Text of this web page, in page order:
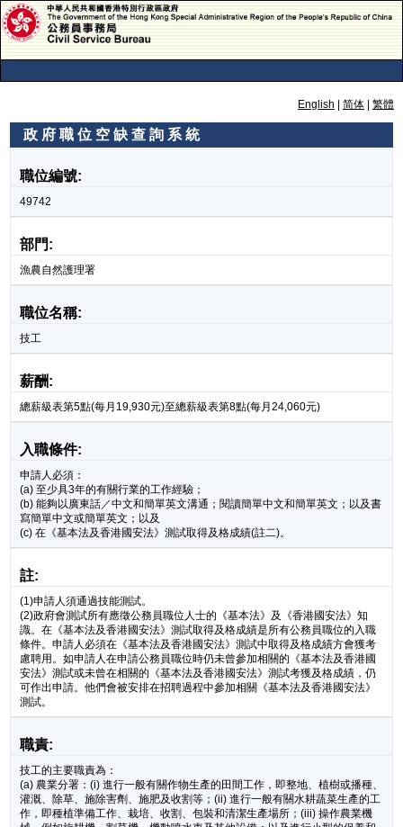
English 简体 繁體
政 府 職 位 空 缺 查 詢 系 統
政 府 職 位 空 缺 查 詢 系 統
職位編號:
49742
部門:
漁農自然護理署
職位名稱:
技工
薪酬:
總薪級表第5點(每月19,930元)至總薪級表第8點(每月24,060元)
入職條件:
申請人必須：
(a) 至少具3年的有關行業的工作經驗；
(b) 能夠以廣東話／中文和簡單英文溝通；閱讀簡單中文和簡單英文；以及書
寫簡單中文或簡單英文；以及
(c) 在《基本法及香港國安法》測試取得及格成績(註二)。
註:
(1)申請人須通過技能測試。
(2)政府會測試所有應徵公務員職位人士的《基本法》及《香港國安法》知
識。在《基本法及香港國安法》測試取得及格成績是所有公務員職位的入職
條件。申請人必須在《基本法及香港國安法》測試中取得及格成績方會獲考
慮聘用。如申請人在申請公務員職位時仍未曾參加相關的《基本法及香港國
安法》測試或未曾在相關的《基本法及香港國安法》測試考獲及格成績，仍
可作出申請。他們會被安排在招聘過程中參加相關《基本法及香港國安法》
測試。
職責:
技工的主要職責為：
(a) 農業分署：(i) 進行一般有關作物生產的田間工作，即整地、植樹或播種、
灌溉、除草、施除害劑、施肥及收割等；(ii) 進行一般有關水耕蔬菜生產的工
作，即種植準備工作、栽培、收割、包裝和清潔生產場所；(iii) 操作農業機